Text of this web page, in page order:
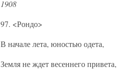
1908
97. <Рондо>
В начале лета, юностью одета,
Земля не ждет весеннего привета,